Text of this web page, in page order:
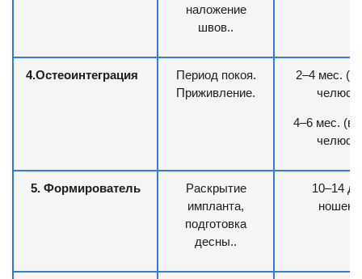
наложение
швов..
4.Остеоинтеграция
Период покоя.
Приживление.
2–4 мес.
4–6 мес.
5. Формирователь
Раскрытие
импланта,
подготовка
десны..
10–14